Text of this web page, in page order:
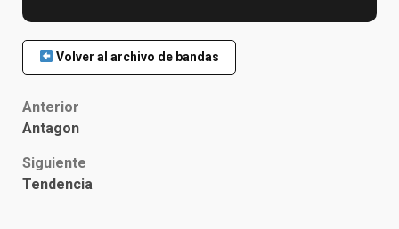
Volver al archivo de bandas
Post
navigation
Anterior
Antagon
Siguiente
Tendencia